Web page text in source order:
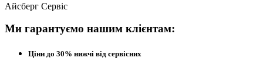
Айсберг Сервіс
Ми гарантуємо нашим клієнтам:
Ціни до 30% нижчі від сервісних